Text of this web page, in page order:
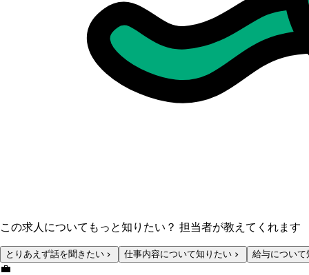
この求人についてもっと知りたい？ 担当者が教えてくれます
とりあえず話を聞きたい 仕事内容について知りたい 給与について
💼